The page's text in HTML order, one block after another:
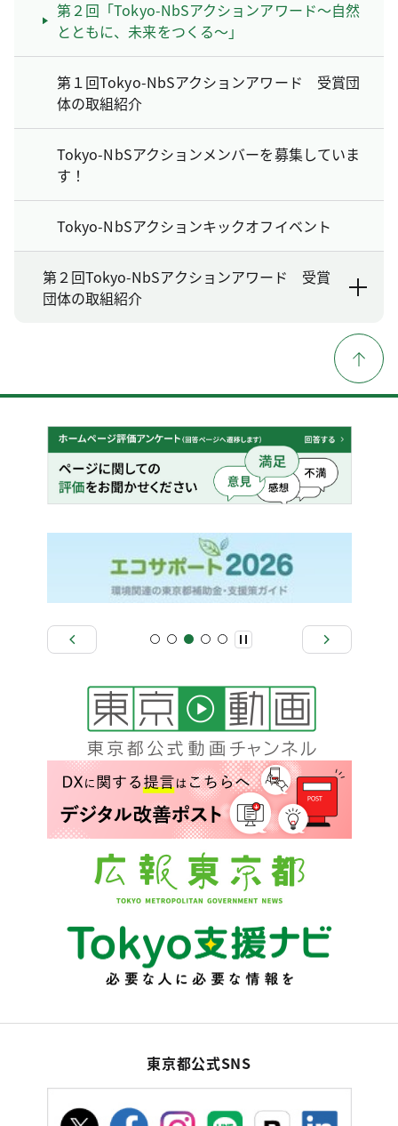
第２回「Tokyo-NbSアクションアワード～自然
とともに、未来をつくる～」
第１回Tokyo-NbSアクションアワード 受賞団
体の取組紹介
Tokyo-NbSアクションメンバーを募集していま
す！
Tokyo-NbSアクションキックオフイベント
第２回Tokyo-NbSアクションアワード 受賞
団体の取組紹介
東京都公式SNS